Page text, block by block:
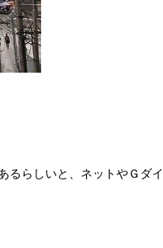
るらしいと、ネットやＧダイ